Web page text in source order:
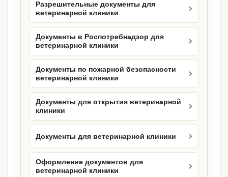
Разрешительные документы для
ветеринарной клиники
Документы в Роспотребнадзор для
ветеринарной клиники
Документы по пожарной безопасности
ветеринарной клиники
Документы для открытия ветеринарной
клиники
Документы для ветеринарной клиники
Оформление документов для
ветеринарной клиники